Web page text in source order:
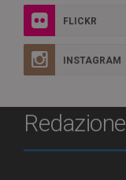
FLICKR
INSTAGRAM
Redazione